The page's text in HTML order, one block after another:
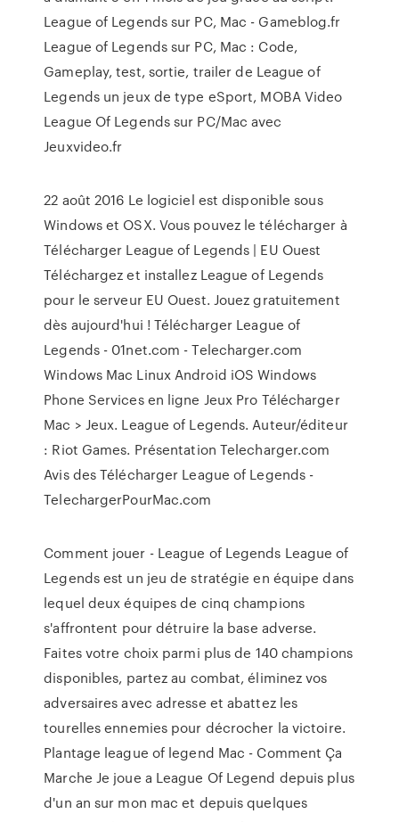
League of Legends sur PC, Mac - Gameblog.fr
League of Legends sur PC, Mac : Code,
Gameplay, test, sortie, trailer de League of
Legends un jeux de type eSport, MOBA Video
League Of Legends sur PC/Mac avec
Jeuxvideo.fr
22 août 2016 Le logiciel est disponible sous
Windows et OSX. Vous pouvez le télécharger à
Télécharger League of Legends | EU Ouest
Téléchargez et installez League of Legends
pour le serveur EU Ouest. Jouez gratuitement
dès aujourd'hui ! Télécharger League of
Legends - 01net.com - Telecharger.com
Windows Mac Linux Android iOS Windows
Phone Services en ligne Jeux Pro Télécharger
Mac > Jeux. League of Legends. Auteur/éditeur
: Riot Games. Présentation Telecharger.com
Avis des Télécharger League of Legends -
TelechargerPourMac.com
Comment jouer - League of Legends League of
Legends est un jeu de stratégie en équipe dans
lequel deux équipes de cinq champions
s'affrontent pour détruire la base adverse.
Faites votre choix parmi plus de 140 champions
disponibles, partez au combat, éliminez vos
adversaires avec adresse et abattez les
tourelles ennemies pour décrocher la victoire.
Plantage league of legend Mac - Comment Ça
Marche Je joue a League Of Legend depuis plus
d'un an sur mon mac et depuis quelques